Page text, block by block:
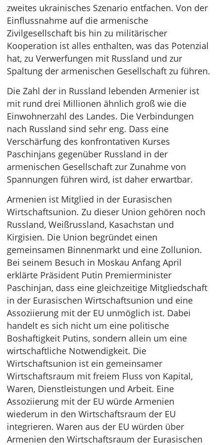
zweites ukrainisches Szenario entfachen. Von der
Einflussnahme auf die armenische
Zivilgesellschaft bis hin zu militärischer
Kooperation ist alles enthalten, was das Potenzial
hat, zu Verwerfungen mit Russland und zur
Spaltung der armenischen Gesellschaft zu führen.
Die Zahl der in Russland lebenden Armenier ist
mit rund drei Millionen ähnlich groß wie die
Einwohnerzahl des Landes. Die Verbindungen
nach Russland sind sehr eng. Dass eine
Verschärfung des konfrontativen Kurses
Paschinjans gegenüber Russland in der
armenischen Gesellschaft zur Zunahme von
Spannungen führen wird, ist daher erwartbar.
Armenien ist Mitglied in der Eurasischen
Wirtschaftsunion. Zu dieser Union gehören noch
Russland, Weißrussland, Kasachstan und
Kirgisien. Die Union begründet einen
gemeinsamen Binnenmarkt und eine Zollunion.
Bei seinem Besuch in Moskau Anfang April
erklärte Präsident Putin Premierminister
Paschinjan, dass eine gleichzeitige Mitgliedschaft
in der Eurasischen Wirtschaftsunion und eine
Assoziierung mit der EU unmöglich ist. Dabei
handelt es sich nicht um eine politische
Boshaftigkeit Putins, sondern allein um eine
wirtschaftliche Notwendigkeit. Die
Wirtschaftsunion ist ein gemeinsamer
Wirtschaftsraum mit freiem Fluss von Kapital,
Waren, Dienstleistungen und Arbeit. Eine
Assoziierung mit der EU würde Armenien
wiederum in den Wirtschaftsraum der EU
integrieren. Waren aus der EU würden über
Armenien den Wirtschaftsraum der Eurasischen